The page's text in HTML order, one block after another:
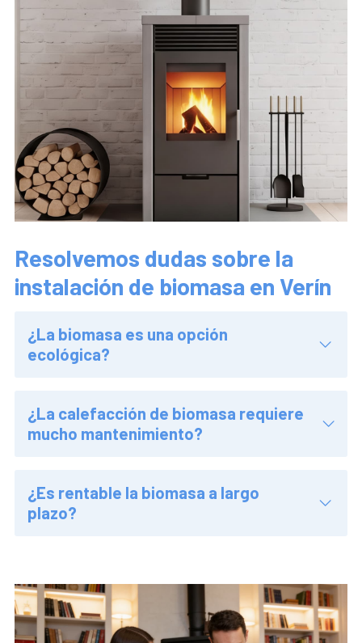
Resolvemos dudas sobre la
instalación de biomasa en Verín
¿La biomasa es una opción
ecológica?
¿La calefacción de biomasa requiere
mucho mantenimiento?
¿Es rentable la biomasa a largo
plazo?